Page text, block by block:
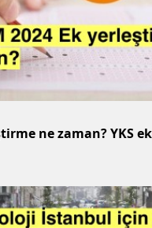
ne zaman? YKS